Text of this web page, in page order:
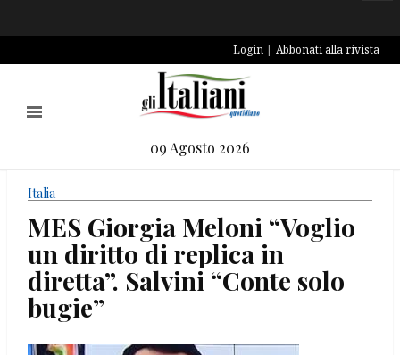
Login Abbonati alla rivista
09 Agosto 2026
Italia
MES Giorgia Meloni “Voglio
un diritto di replica in
diretta”. Salvini “Conte solo
bugie”